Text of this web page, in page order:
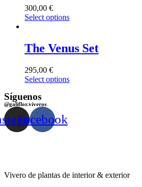
300,00 €
Select options
The Venus Set
295,00 €
Select options
Síguenos
@galiflor.viveros
Facebook
Vivero de plantas de interior & exterior